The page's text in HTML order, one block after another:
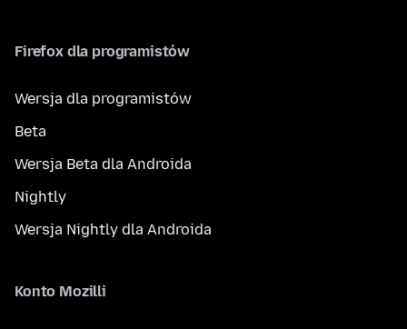
Firefox dla programistów
Wersja dla programistów
Beta
Wersja Beta dla Androida
Nightly
Wersja Nightly dla Androida
Konto Mozilli